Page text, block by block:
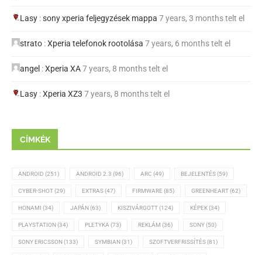
Lasy :sony xperia feljegyzések mappa 7 years, 3 months telt el
strato :Xperia telefonok rootolása 7 years, 6 months telt el
angel :Xperia XA7 years, 8 months telt el
Lasy :Xperia XZ3 7 years, 8 months telt el
CÍMKÉK
ANDROID (251) ANDROID 2.3 (96) ARC (49) BEJELENTÉS(59)
CYBER-SHOT(29) EXTRAS(47) FIRMWARE (85) GREENHEART(62)
HONAMI (34) JAPÁN(63) KISZIVÁRGOTT(124) KÉPEK(34)
PLAYSTATION(34) PLETYKA (73) REKLÁM (36) SONY(50)
SONY ERICSSON(133) SYMBIAN(31) SZOFTVERFRISSÍTÉS(81)